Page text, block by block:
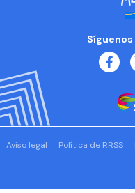
Aviso legal Política de RRSS